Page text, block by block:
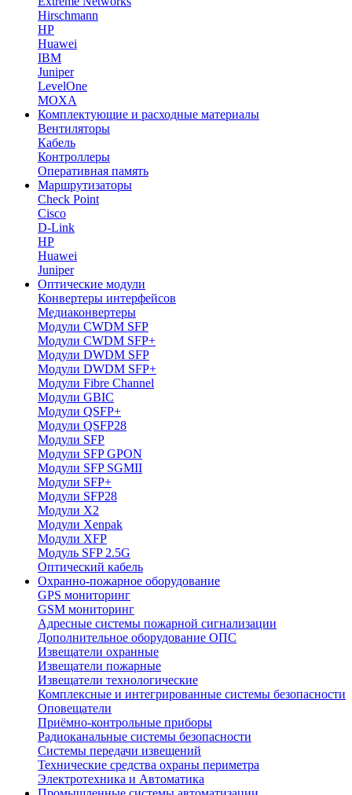
Hirschmann
HP
Huawei
IBM
Juniper
LevelOne
MOXA
Комплектующие и расходные материалы
Вентиляторы
Кабель
Контроллеры
Оперативная память
Маршрутизаторы
Check Point
Cisco
D-Link
HP
Huawei
Juniper
Оптические модули
Конвертеры интерфейсов
Медиаконвертеры
Модули CWDM SFP
Модули CWDM SFP+
Модули DWDM SFP
Модули DWDM SFP+
Модули Fibre Channel
Модули GBIC
Модули QSFP+
Модули QSFP28
Модули SFP
Модули SFP GPON
Модули SFP SGMII
Модули SFP+
Модули SFP28
Модули X2
Модули Xenpak
Модули XFP
Модуль SFP 2.5G
Оптический кабель
Охранно-пожарное оборудование
GPS мониторинг
GSM мониторинг
Адресные системы пожарной сигнализации
Дополнительное оборудование ОПС
Извещатели охранные
Извещатели пожарные
Извещатели технологические
Комплексные и интегрированные системы безопасноcти
Оповещатели
Приёмно-контрольные приборы
Радиоканальные системы безопасности
Системы передачи извещений
Технические средства охраны периметра
Электротехника и Автоматика